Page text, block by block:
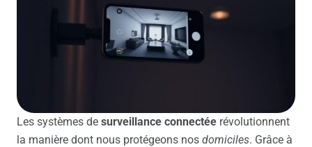
Les systèmes de surveillance connectée révolutionnent
la manière dont nous protégeons nos domiciles. Grâce à